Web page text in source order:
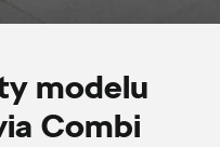
modelu
Combi